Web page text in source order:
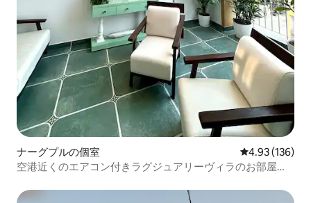
ナーグプルの個室 レビュー136
4.93 (136)
空港近くのエアコン付きラグジュアリーヴィラのお部屋｜